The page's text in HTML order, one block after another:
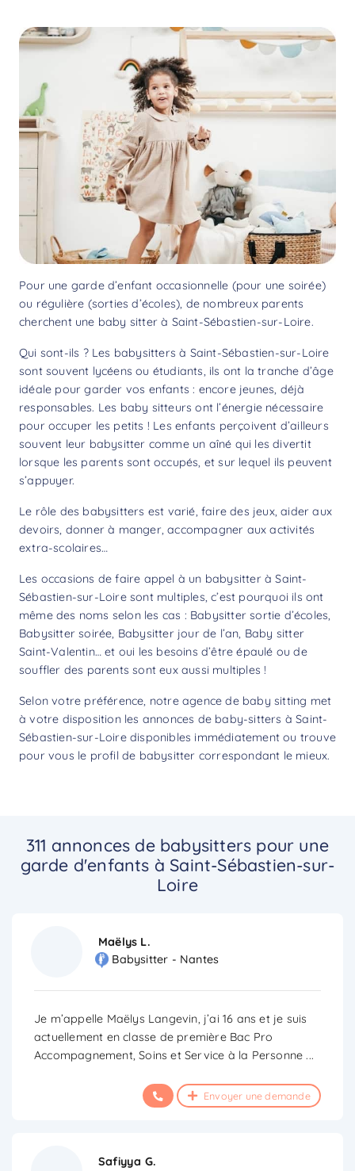
Pour une garde d’enfant occasionnelle (pour une soirée)
ou régulière (sorties d’écoles), de nombreux parents
cherchent une baby sitter à Saint-Sébastien-sur-Loire.
Qui sont-ils ? Les babysitters à Saint-Sébastien-sur-Loire
sont souvent lycéens ou étudiants, ils ont la tranche d’âge
idéale pour garder vos enfants : encore jeunes, déjà
responsables. Les baby sitteurs ont l’énergie nécessaire
pour occuper les petits ! Les enfants perçoivent d’ailleurs
souvent leur babysitter comme un aîné qui les divertit
lorsque les parents sont occupés, et sur lequel ils peuvent
s’appuyer.
Le rôle des babysitters est varié, faire des jeux, aider aux
devoirs, donner à manger, accompagner aux activités
extra-scolaires…
Les occasions de faire appel à un babysitter à Saint-
Sébastien-sur-Loire sont multiples, c’est pourquoi ils ont
même des noms selon les cas : Babysitter sortie d’écoles,
Babysitter soirée, Babysitter jour de l’an, Baby sitter
Saint-Valentin… et oui les besoins d’être épaulé ou de
souffler des parents sont eux aussi multiples !
Selon votre préférence, notre agence de baby sitting met
à votre disposition les annonces de baby-sitters à Saint-
Sébastien-sur-Loire disponibles immédiatement ou trouve
pour vous le profil de babysitter correspondant le mieux.
311 annonces de babysitters pour une
garde d'enfants à Saint-Sébastien-sur-
Loire
Maëlys L.
Babysitter - Nantes
Je m’appelle Maëlys Langevin, j’ai 16 ans et je suis
actuellement en classe de première Bac Pro
Accompagnement, Soins et Service à la Personne...
Envoyer une demande
Safiyya G.